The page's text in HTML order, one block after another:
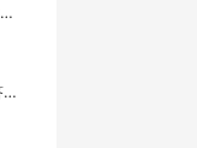
角的认识（直角，锐角，钝角）问题大全及答案
表内乘法（2到9的乘法口诀）大全及答案